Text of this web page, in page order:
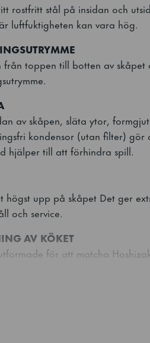
rostfritt stål på insidan och
luftfuktigheten kan vara hög.
toppen till botten av
av skåpen, släta ytor,
kondensor (utan filter)
hjälper till att förhindra spill.
högst upp på skåpet Det ger
och service.
AV KÖKET
för att matcha